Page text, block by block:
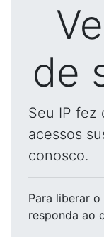
de
Seu IP fez
acessos
conosco.
Para liberar o
responda ao